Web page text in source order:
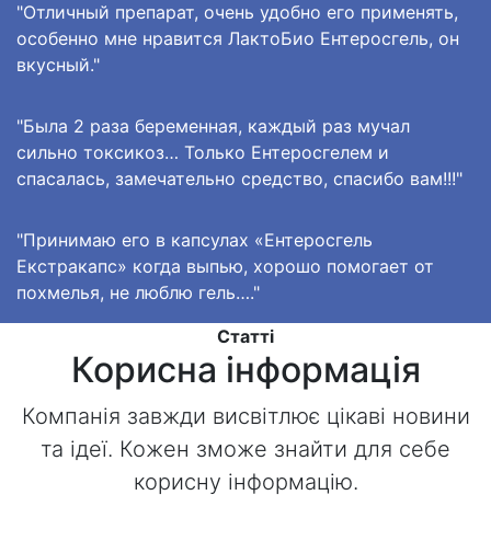
"Отличный препарат, очень удобно его применять,
особенно мне нравится ЛактоБио Ентеросгель, он
вкусный."
"Была 2 раза беременная, каждый раз мучал
сильно токсикоз… Только Ентеросгелем и
спасалась, замечательно средство, спасибо вам!!!"
"Принимаю его в капсулах «Ентеросгель
Екстракапс» когда выпью, хорошо помогает от
похмелья, не люблю гель…."
Статті
Корисна інформація
Компанія завжди висвітлює цікаві новини
та ідеї. Кожен зможе знайти для себе
корисну інформацію.